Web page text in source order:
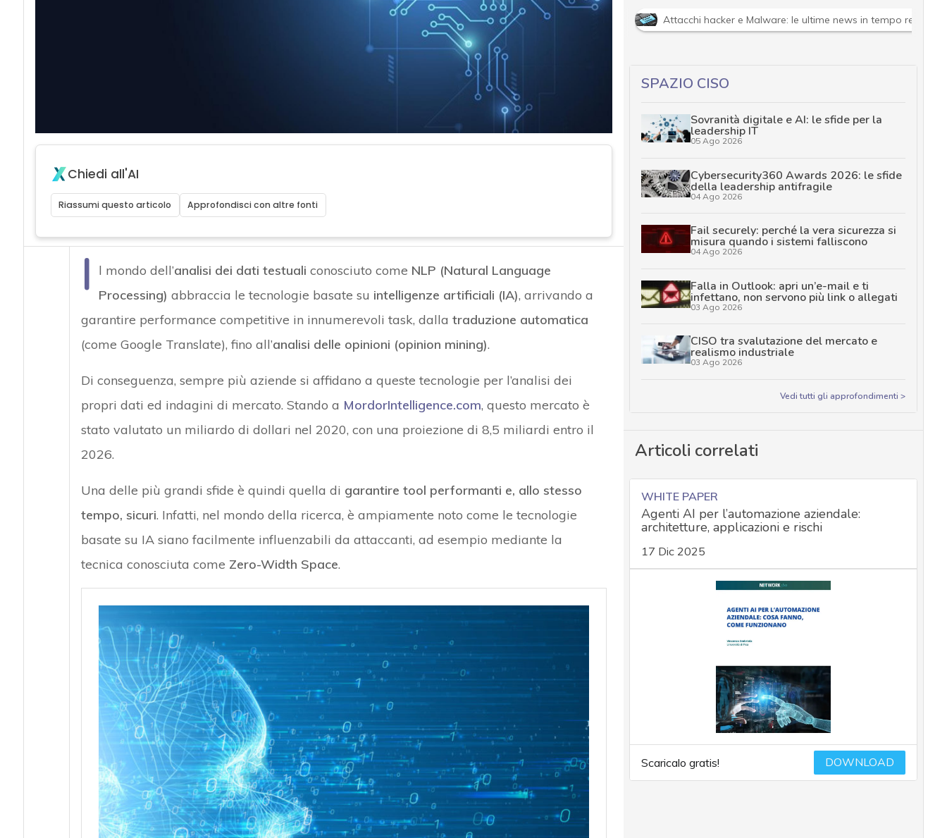
Chiedi all'AI
Riassumi questo articolo Approfondisci con altre fonti
I l mondo dell’analisi dei dati testuali conosciuto come NLP (Natural Language
Processing) abbraccia le tecnologie basate su intelligenze artificiali (IA), arrivando a
garantire performance competitive in innumerevoli task, dalla traduzione automatica
(come Google Translate), fino all’analisi delle opinioni (opinion mining).
Di conseguenza, sempre più aziende si affidano a queste tecnologie per l’analisi dei
propri dati ed indagini di mercato. Stando a MordorIntelligence.com, questo mercato è
stato valutato un miliardo di dollari nel 2020, con una proiezione di 8,5 miliardi entro il
2026.
Una delle più grandi sfide è quindi quella di garantire tool performanti e, allo stesso
tempo, sicuri. Infatti, nel mondo della ricerca, è ampiamente noto come le tecnologie
basate su IA siano facilmente influenzabili da attaccanti, ad esempio mediante la
tecnica conosciuta come Zero-Width Space.
Attacchi hacker e Malware: le ultime news in tempo reale e
SPAZIO CISO
Sovranità digitale e AI: le sfide per la
leadership IT
05 Ago 2026
Cybersecurity360 Awards 2026: le sfide
della leadership antifragile
04 Ago 2026
Fail securely: perché la vera sicurezza si
misura quando i sistemi falliscono
04 Ago 2026
Falla in Outlook: apri un’e-mail e ti
infettano, non servono più link o allegati
03 Ago 2026
CISO tra svalutazione del mercato e
realismo industriale
03 Ago 2026
Vedi tutti gli approfondimenti >
Articoli correlati
WHITE PAPER
Agenti AI per l’automazione aziendale:
architetture, applicazioni e rischi
17 Dic 2025
Scaricalo gratis! DOWNLOAD